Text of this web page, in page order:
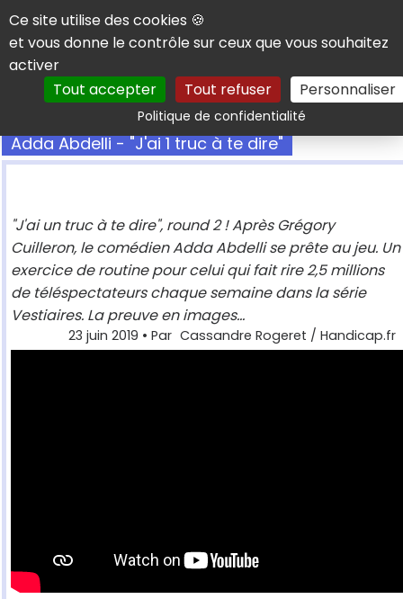
Panneau de gestion des cookies
Ce site utilise des cookies 🍪
et vous donne le contrôle sur ceux que vous souhaitez
activer
Tout accepter
Tout refuser Personnaliser
Politique de confidentialitéRechercher
Adda Abdelli - "J'ai 1 truc à te dire"
"J'ai un truc à te dire", round 2 ! Après Grégory
Cuilleron, le comédien Adda Abdelli se prête au jeu. Un
exercice de routine pour celui qui fait rire 2,5 millions
de téléspectateurs chaque semaine dans la série
Vestiaires. La preuve en images...
23 juin 2019 • Par Cassandre Rogeret / Handicap.fr